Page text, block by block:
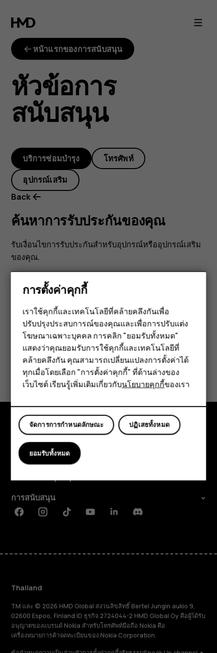
warranty-
finder
สมาร์ทโฟน
ฟีเจอร์โฟน
อุปกรณ์เสริม
แท็บเล็ต
หน้าแรกของการสนับสนุน
หัวข้อการ
สนับสนุน
บริการซ่อมบำรุง โทรศัพท์
อุปกรณ์เสริม
Back
ค้นหาการรับประกันของคุณ
รับเงื่อนไขการรับประกันสำหรับอุปกรณ์หรืออุปกรณ์เสริม
ของคุณ.
โทรศัพท์หรืออุปกรณ์เพิ่มเติม
ตำแหน่งที่อยู่ของคุณ*
ภาษาของเอกสาร
ตรวจสอบการรับประกัน
สำรวจ
เกี่ยวกับ
การสนับสนุน
FacebookInstagramTiktokYoutubeLinkedinDiscord
Thailand
TM และ © 2026 HMD Global สงวนลิขสิทธิ์ Bertel Jungin aukio 9,
02600 Espoo, Finland ID ธุรกิจ 2724044-2 HMD Global Oy คือผู้ได้รับ
อนุญาตของแบรนด์ Nokia สำหรับโทรศัพท์มือถือ Nokia คือ
เครื่องหมายการค้าจดทะเบียนของ Nokia Corporation.
การตั้งค่าคุกกี้
เราใช้คุกกี้และเทคโนโลยีที่คล้ายคลึงกันเพื่อ
ปรับปรุงประสบการณ์ของคุณและเพื่อการปรับแต่ง
โฆษณาเฉพาะบุคคล การคลิก "ยอมรับทั้งหมด"
แสดงว่าคุณยอมรับการใช้คุกกี้และเทคโนโลยีที่
คล้ายคลึงกัน คุณสามารถเปลี่ยนแปลงการตั้งค่าได้
ทุกเมื่อโดยเลือก "การตั้งค่าคุกกี้" ที่ด้านล่างของ
เว็บไซต์ เรียนรู้เพิ่มเติมเกี่ยวกับนโยบายคุกกี้ของเรา
ปฏิเสธทั้งหมด
จัดการการกำหนดลักษณะ
ยอมรับทั้งหมด